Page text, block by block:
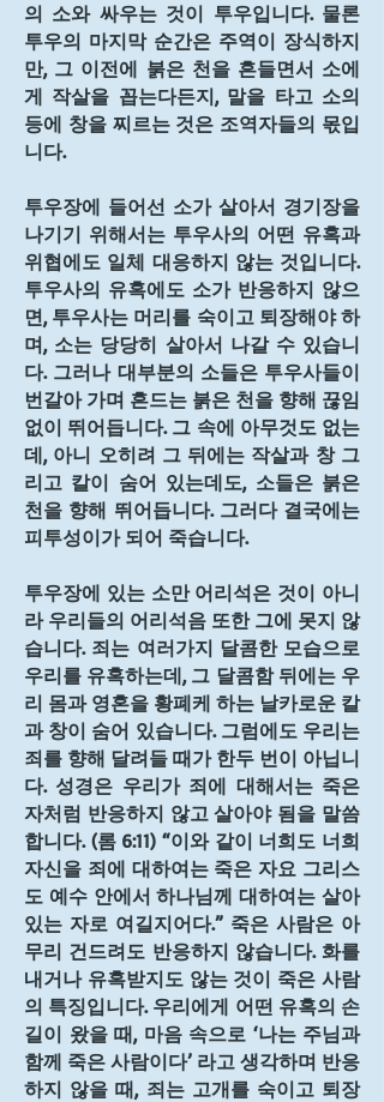
의 소와 싸우는 것이 투우입니다. 물론
투우의 마지막 순간은 주역이 장식하지
만, 그 이전에 붉은 천을 흔들면서 소에
게 작살을 꼽는다든지, 말을 타고 소의
등에 창을 찌르는 것은 조역자들의 몫입
니다.
투우장에 들어선 소가 살아서 경기장을
나기기 위해서는 투우사의 어떤 유혹과
위협에도 일체 대응하지 않는 것입니다.
투우사의 유혹에도 소가 반응하지 않으
면, 투우사는 머리를 숙이고 퇴장해야 하
며, 소는 당당히 살아서 나갈 수 있습니
다. 그러나 대부분의 소들은 투우사들이
번갈아 가며 흔드는 붉은 천을 향해 끊임
없이 뛰어듭니다. 그 속에 아무것도 없는
데, 아니 오히려 그 뒤에는 작살과 창 그
리고 칼이 숨어 있는데도, 소들은 붉은
천을 향해 뛰어듭니다. 그러다 결국에는
피투성이가 되어 죽습니다.
투우장에 있는 소만 어리석은 것이 아니
라 우리들의 어리석음 또한 그에 못지 않
습니다. 죄는 여러가지 달콤한 모습으로
우리를 유혹하는데, 그 달콤함 뒤에는 우
리 몸과 영혼을 황폐케 하는 날카로운 칼
과 창이 숨어 있습니다. 그럼에도 우리는
죄를 향해 달려들 때가 한두 번이 아닙니
다. 성경은 우리가 죄에 대해서는 죽은
자처럼 반응하지 않고 살아야 됨을 말씀
합니다. (롬 6:11) “이와 같이 너희도 너희
자신을 죄에 대하여는 죽은 자요 그리스
도 예수 안에서 하나님께 대하여는 살아
있는 자로 여길지어다.” 죽은 사람은 아
무리 건드려도 반응하지 않습니다. 화를
내거나 유혹받지도 않는 것이 죽은 사람
의 특징입니다. 우리에게 어떤 유혹의 손
길이 왔을 때, 마음 속으로 ‘나는 주님과
함께 죽은 사람이다’ 라고 생각하며 반응
하지 않을 때, 죄는 고개를 숙이고 퇴장